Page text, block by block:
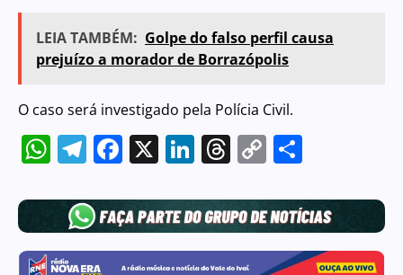
LEIA TAMBÉM: Golpe do falso perfil causa
prejuízo a morador de Borrazópolis
O caso será investigado pela Polícia Civil.
WhatsApp
Telegram
Facebook
X LinkedIn
Threads
Copy